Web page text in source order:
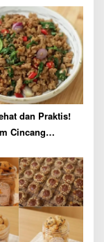
dan Praktis!
Cincang